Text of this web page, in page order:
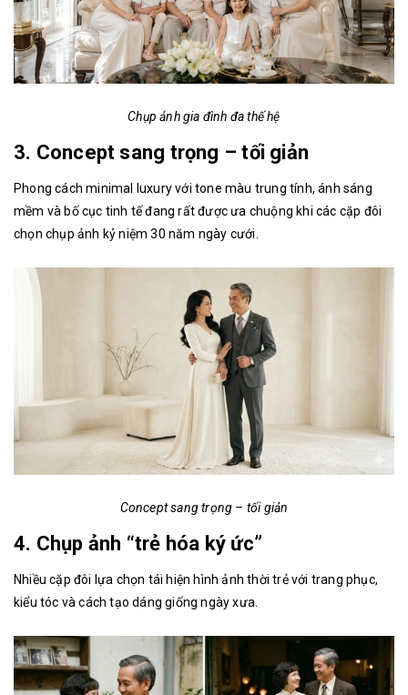
Chụp ảnh gia đình đa thế hệ
3. Concept sang trọng – tối giản
Phong cách minimal luxury với tone màu trung tính, ánh sáng
mềm và bố cục tinh tế đang rất được ưa chuộng khi các cặp đôi
chọn chụp ảnh kỷ niệm 30 năm ngày cưới.
Concept sang trọng – tối giản
4. Chụp ảnh “trẻ hóa ký ức”
Nhiều cặp đôi lựa chọn tái hiện hình ảnh thời trẻ với trang phục,
kiểu tóc và cách tạo dáng giống ngày xưa.